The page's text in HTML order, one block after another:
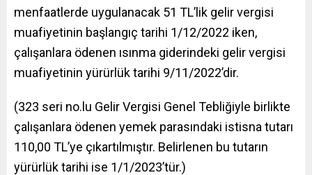
menfaatlerde uygulanacak 51 TL’lik gelir vergisi
muafiyetinin başlangıç tarihi 1/12/2022 iken,
çalışanlara ödenen ısınma giderindeki gelir vergisi
muafiyetinin yürürlük tarihi 9/11/2022’dir.
(323 seri no.lu Gelir Vergisi Genel Tebliğiyle birlikte
çalışanlara ödenen yemek parasındaki istisna tutarı
110,00 TL’ye çıkartılmıştır. Belirlenen bu tutarın
yürürlük tarihi ise 1/1/2023’tür.)